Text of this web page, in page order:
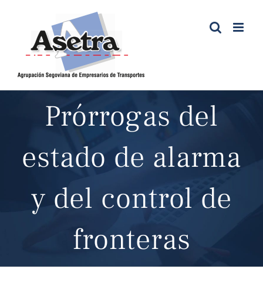
contenido
Prórrogas del
estado de alarma
y del control de
fronteras